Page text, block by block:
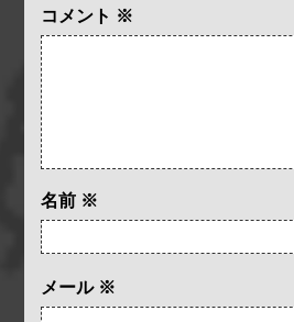
コメント ※
名前 ※
メール ※